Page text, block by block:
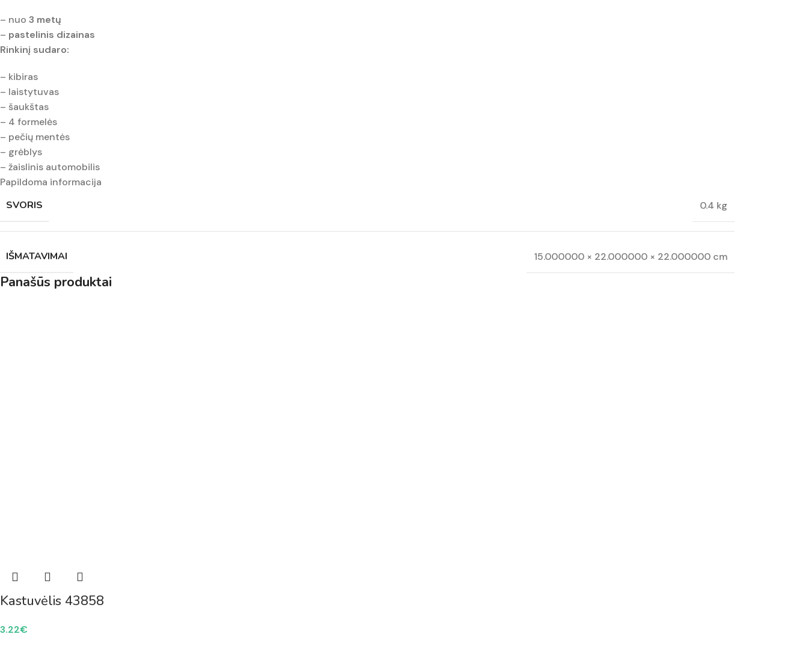
– nuo 3 metų
– pastelinis dizainas
Rinkinį sudaro:
– kibiras
– laistytuvas
– šaukštas
– 4 formelės
– pečių mentės
– grėblys
– žaislinis automobilis
Papildoma informacija
SVORIS 0.4 kg
IŠMATAVIMAI 15.000000 × 22.000000 × 22.000000 cm
Panašūs produktai
Kastuvėlis 43858
3.22€